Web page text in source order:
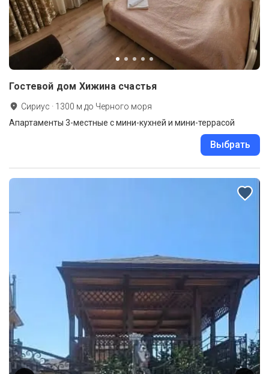
Гостевой дом Хижина счастья
Сириус · 1300 м до Черного моря
Апартаменты 3-местные с мини-кухней и мини-террасой
Выбрать